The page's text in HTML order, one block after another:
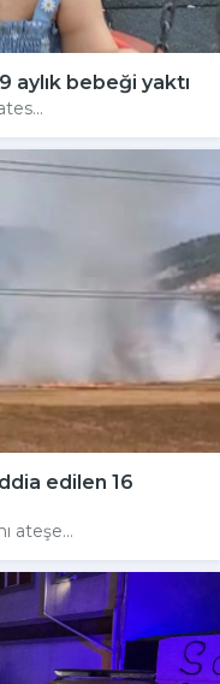
aylık bebeği yaktı
edilen 16
ateşe...